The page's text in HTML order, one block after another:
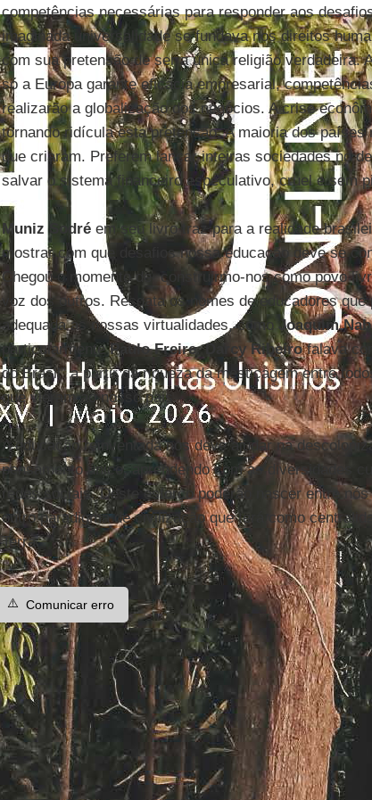
competências necessárias para responder aos
imaginada universalidade se fundava nos direitos
com sua pretensão de ser a única religião verdadeira.
só a Europa garante eficácia empresarial,
realizarão a globalização dos negócios. A crise
tornando ridícula esta pretensão. A maioria dos
que criaram. Preferem lançar inteiras sociedades no
salvar o sistema financeiro especulativo, cruel e sem
Muniz Sodré em seu livro traz para a realidade
mostrar com que desafios nossa educação deve se
Chegou o momento de construirmo-nos como povo
voz dos outros. Resgata os nomes de educadores
adequada às nossas virtualidades, comoJoaquim
particularmentePaulo Freire.Darcy Ribeirofalava
do Brasil” a partir da riqueza da mestiçagem entre
que vieram ao nosso pais.
A educação reinventada nos deve ajudar na
pensamento único, aprendendo com as diversidades
redes sociais. Deste esforço poderão nascer entre
outro paradigma de civilização que terá como
Terra.
⚠️ Comunicar erro